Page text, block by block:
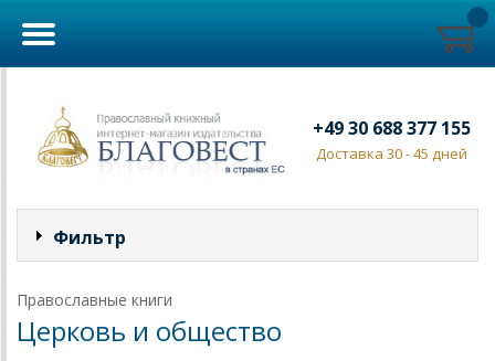
+49 30 688 377 155
Доставка 30 - 45 дней
Фильтр
Православные книги
Церковь и общество